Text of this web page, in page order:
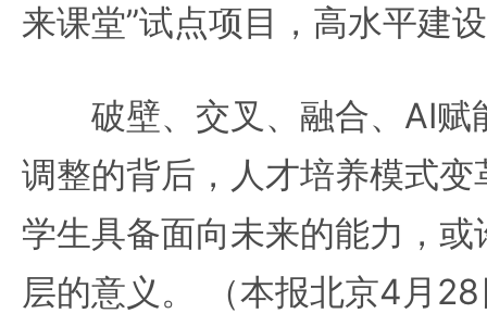
来课堂”试点项目，高水平建
破壁、交叉、融合、AI赋
调整的背后，人才培养模式
学生具备面向未来的能力，
层的意义。 （本报北京4月